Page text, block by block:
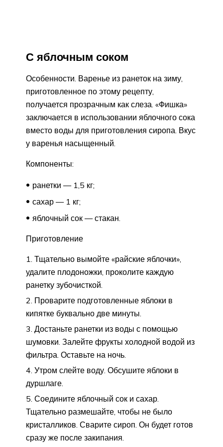
С яблочным соком
Особенности. Варенье из ранеток на зиму,
приготовленное по этому рецепту,
получается прозрачным как слеза. «Фишка»
заключается в использовании яблочного сока
вместо воды для приготовления сиропа. Вкус
у варенья насыщенный.
Компоненты:
ранетки — 1,5 кг;
сахар — 1 кг;
яблочный сок — стакан.
Приготовление
Тщательно вымойте «райские яблочки»,
удалите плодоножки, проколите каждую
ранетку зубочисткой.
Проварите подготовленные яблоки в
кипятке буквально две минуты.
Достаньте ранетки из воды с помощью
шумовки. Залейте фрукты холодной водой из
фильтра. Оставьте на ночь.
Утром слейте воду. Обсушите яблоки в
дуршлаге.
Соедините яблочный сок и сахар.
Тщательно размешайте, чтобы не было
кристалликов. Сварите сироп. Он будет готов
сразу же после закипания.